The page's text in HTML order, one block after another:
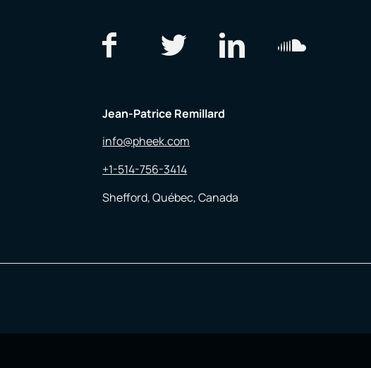
Jean-Patrice Remillard
info@pheek.com
+1-514-756-3414
Shefford, Québec, Canada